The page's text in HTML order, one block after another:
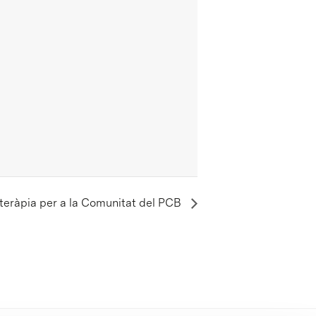
per a la Comunitat del PCB